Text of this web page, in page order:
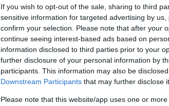
If you wish to opt-out of the sale, sharing to third
sensitive information for targeted advertising by
confirm your selection. Please note that after your
continue seeing interest-based ads based on
information disclosed to third parties prior to your
further disclosure of your personal information by
participants. This information may also be
Downstream Participants that may further disclose
Please note that this website/app uses one or
Múzeumok Éjszakája a
Jógával, workshoppal,
házvezetésekkel, esti
vetítésekkel és három szuper
Ház!